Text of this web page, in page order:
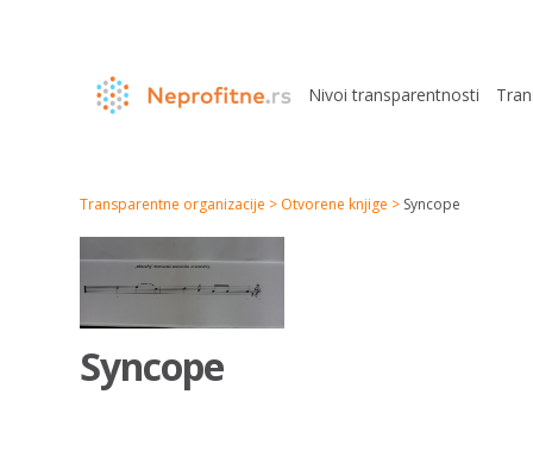
Nivoi transparentnosti
Transparentne organizacije > Otvorene knjige > Syncope
Syncope